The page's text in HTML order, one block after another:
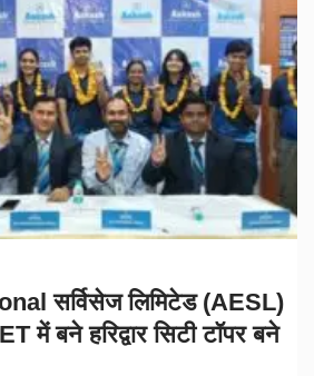
सर्विसेज लिमिटेड (AESL)
में बने हरिद्वार सिटी टॉपर बने